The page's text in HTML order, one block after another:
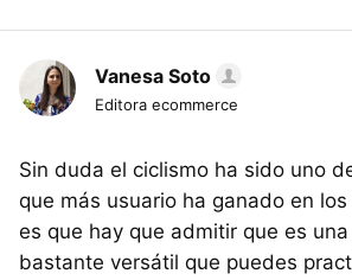
Vanesa Soto
Editora ecommerce
Sin duda el ciclismo ha sido uno
que más usuario ha ganado en
es que hay que admitir que es
bastante versátil que puedes